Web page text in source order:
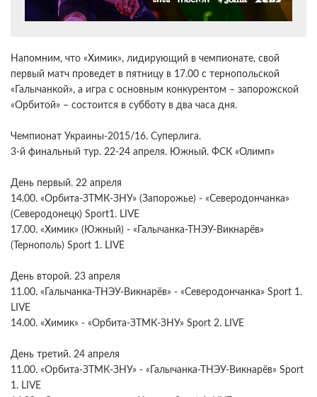
Напомним, что «Химик», лидирующий в чемпионате, свой
первый матч проведет в пятницу в 17.00 с тернопольской
«Галычанкой», а игра с основным конкурентом – запорожской
«Орбитой» – состоится в субботу в два часа дня.
Чемпионат Украины-2015/16. Суперлига.
3-й финальный тур. 22-24 апреля. Южный. ФСК «Олимп»
День первый. 22 апреля
14.00. «Орбита-ЗТМК-ЗНУ» (Запорожье) - «Северодончанка»
(Северодонецк) Sport1. LIVE
17.00. «Химик» (Южный) - «Галычанка-ТНЭУ-Викнарёв»
(Тернополь) Sport 1. LIVE
День второй. 23 апреля
11.00. «Галычанка-ТНЭУ-Викнарёв» - «Северодончанка» Sport 1.
LIVE
14.00. «Химик» - «Орбита-ЗТМК-ЗНУ» Sport 2. LIVE
День третий. 24 апреля
11.00. «Орбита-ЗТМК-ЗНУ» - «Галычанка-ТНЭУ-Викнарёв» Sport
1. LIVE